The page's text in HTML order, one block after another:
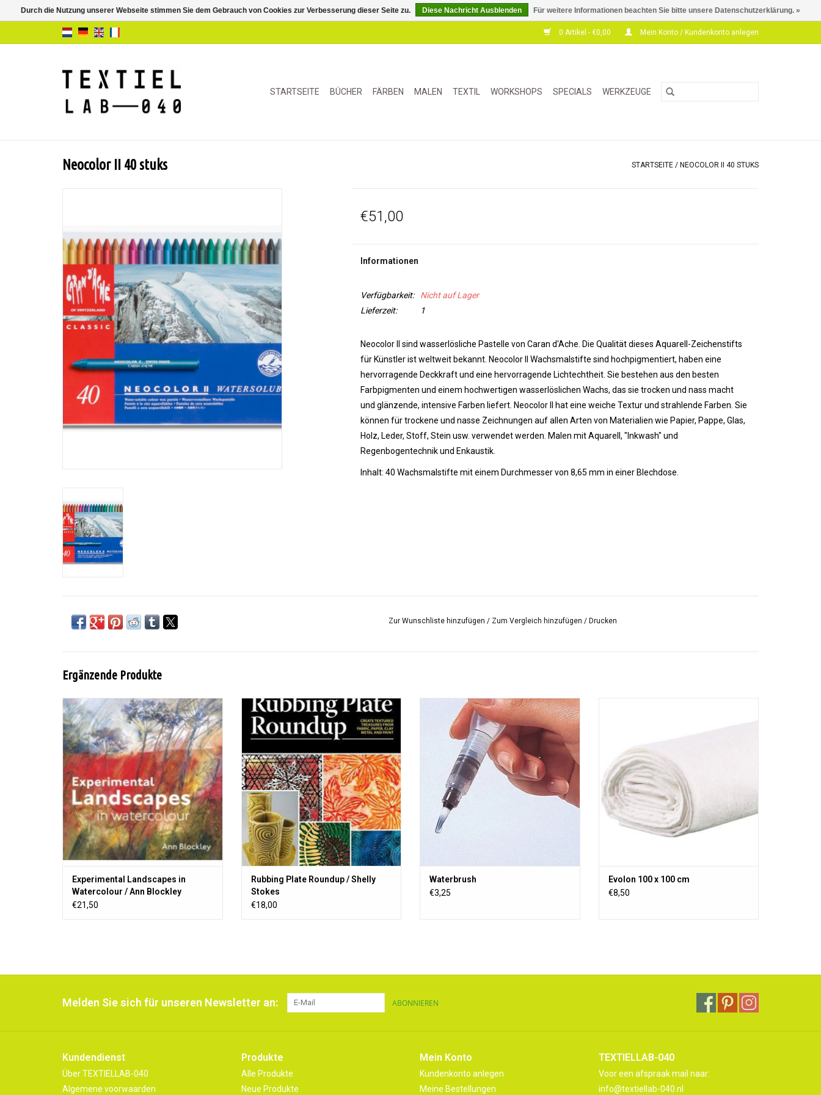
0 Artikel - €0,00 Mein Konto / Kundenkonto anlegen
STARTSEITE BÜCHER FÄRBEN MALEN TEXTIL WORKSHOPS SPECIALS WERKZEUGE
Neocolor II 40 stuks STARTSEITE / NEOCOLOR II 40 STUKS
€51,00
Informationen
Verfügbarkeit:
Nicht auf Lager
Lieferzeit:
1
Neocolor II sind wasserlösliche Pastelle von Caran d'Ache. Die Qualität dieses Aquarell-Zeichenstifts
für Künstler ist weltweit bekannt. Neocolor II Wachsmalstifte sind hochpigmentiert, haben eine
hervorragende Deckkraft und eine hervorragende Lichtechtheit. Sie bestehen aus den besten
Farbpigmenten und einem hochwertigen wasserlöslichen Wachs, das sie trocken und nass macht
und glänzende, intensive Farben liefert. Neocolor II hat eine weiche Textur und strahlende Farben. Sie
können für trockene und nasse Zeichnungen auf allen Arten von Materialien wie Papier, Pappe, Glas,
Holz, Leder, Stoff, Stein usw. verwendet werden. Malen mit Aquarell, "Inkwash" und
Regenbogentechnik und Enkaustik.
Inhalt: 40 Wachsmalstifte mit einem Durchmesser von 8,65 mm in einer Blechdose.
Zur Wunschliste hinzufügen / Zum Vergleich hinzufügen /Drucken
Ergänzende Produkte
Experimental Landscapes in Watercolour /
Ann Blockley
ZUM WARENKORB HINZUFÜGEN
Experimental Landscapes in
Watercolour / Ann Blockley
€21,50
Rubbing Plate Roundup / Shelly Stokes
ZUM WARENKORB HINZUFÜGEN
Rubbing Plate Roundup / Shelly
Stokes
€18,00
Ein Pinsel mit eingebautem
Wasserbehälter, mit dem Sie unterwegs
malen können. Kann auch mit Brusho
verwendet werden.
ZUM WARENKORB HINZUFÜGEN
Waterbrush
€3,25
Evolon 100 x 100 cm
€8,50
Melden Sie sich für unseren Newsletter an: ABONNIEREN
Kundendienst
Über TEXTIELLAB-040
Algemene voorwaarden
Produkte
Alle Produkte
Neue Produkte
Mein Konto
Kundenkonto anlegen
Meine Bestellungen
TEXTIELLAB-040
Voor een afspraak mail naar:
info@textiellab-040.nl
Durch die Nutzung unserer Webseite stimmen Sie dem Gebrauch von Cookies zur Verbesserung dieser Seite zu. Diese Nachricht Ausblenden Für weitere Informationen beachten Sie bitte unsere Datenschutzerklärung. »